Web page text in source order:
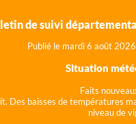
de suivi
Publié le mardi 6 août 202
Situation
Faits
Des baisses de
niveau de